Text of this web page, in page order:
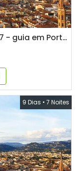
Renascimento com Roma - 2027 - guia em Português
9 Dias • 7 Noites